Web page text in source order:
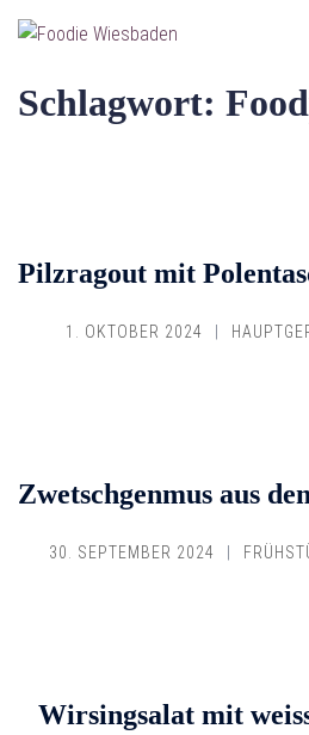
Zum
Inhalt
Schlagwort:
Pilzragout mit
1. OKTOBER 2024
Zwetschgenmus aus
30. SEPTEMBER 2024
Wirsingsalat mit